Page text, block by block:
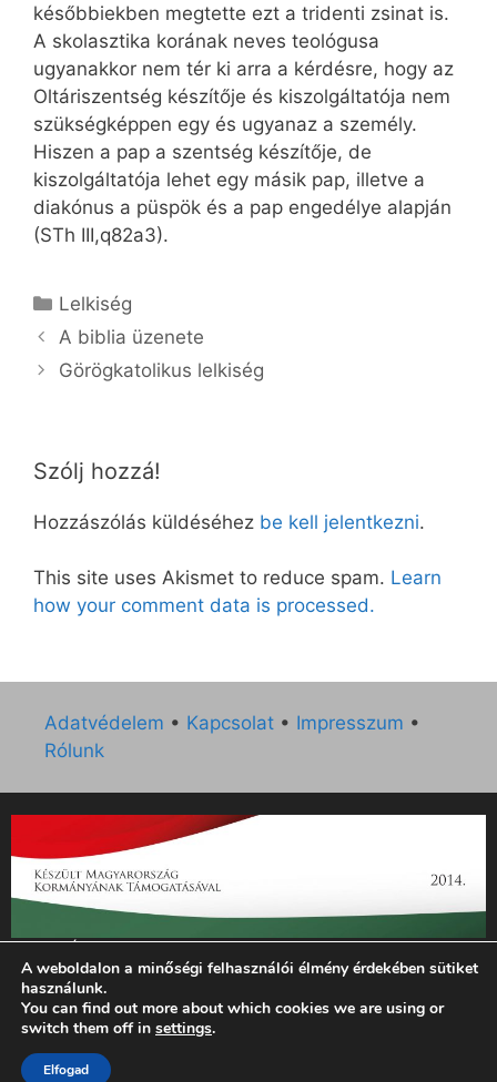
későbbiekben megtette ezt a tridenti zsinat is.
A skolasztika korának neves teológusa
ugyanakkor nem tér ki arra a kérdésre, hogy az
Oltáriszentség készítője és kiszolgáltatója nem
szükségképpen egy és ugyanaz a személy.
Hiszen a pap a szentség készítője, de
kiszolgáltatója lehet egy másik pap, illetve a
diakónus a püspök és a pap engedélye alapján
(STh III,q82a3).
Kategória
Lelkiség
A biblia üzenete
Görögkatolikus lelkiség
Szólj hozzá!
Hozzászólás küldéséhez be kell jelentkezni.
This site uses Akismet to reduce spam. Learn
how your comment data is processed.
Adatvédelem • Kapcsolat • Impresszum •
Rólunk
„Az Új Ember katolikus hetilap 2014. évi működésének
támogatását az EGYH-KCP-14-P-0121 sz. támogatási
szerződés keretében 3 000 000 Ft összegben támogatta az
Emberi Erőforrások Minisztériuma.”
© 2026 Magyar Kurír - Új Ember
A weboldalon a minőségi felhasználói élmény érdekében sütiket
használunk.
You can find out more about which cookies we are using or
switch them off in settings.
Elfogad